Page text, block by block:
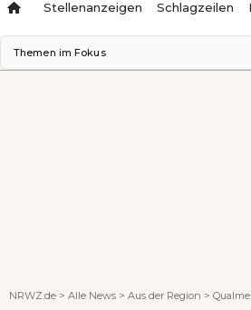
Stellenanzeigen Schlagzeilen
Themen im Fokus
NRWZ.de > Alle News > Aus der Region > Qualmende